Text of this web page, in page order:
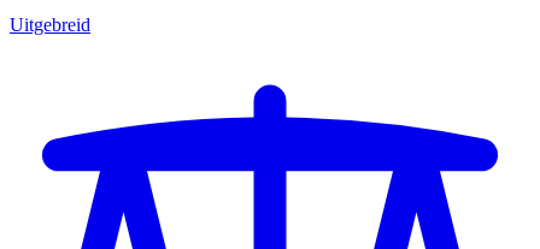
Uitgebreid